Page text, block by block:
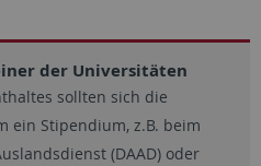
der Universitäten
sollten sich die
ein Stipendium, z.B. beim
(DAAD) oder